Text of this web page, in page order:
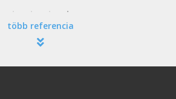
több referencia